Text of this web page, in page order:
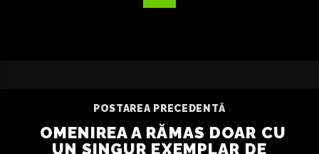
POSTAREA PRECEDENTĂ
OMENIREA A RĂMAS DOAR CU
UN SINGUR EXEMPLAR DE